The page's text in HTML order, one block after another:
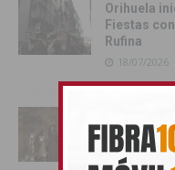
Orihuela
Fiestas
Rufina
18/07/2026
Cox vive
Virgen del
17/07/2026